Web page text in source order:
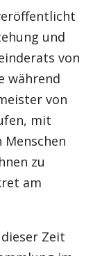
und
von
während
von
mit
Menschen
zu
am
Zeit